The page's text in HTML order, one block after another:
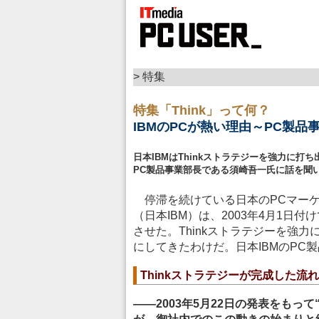
> 特集
特集「Think」って何？
IBMのPCが熱い理由～PC製品
日本IBMはThinkストラテジーを強力に打
PC製品事業部長である須崎吾一氏に話を聞
停滞を続けている日本のPCマー
（日本IBM）は、2003年4月1日付
させた。Thinkストラテジーを強力
にしてきたわけだ。日本IBMのPC
Thinkストラテジーが完成した流れ
――2003年5月22日の発表をもって